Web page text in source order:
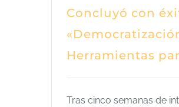
Concluyó con
Herramientas
Tras cinco semanas de